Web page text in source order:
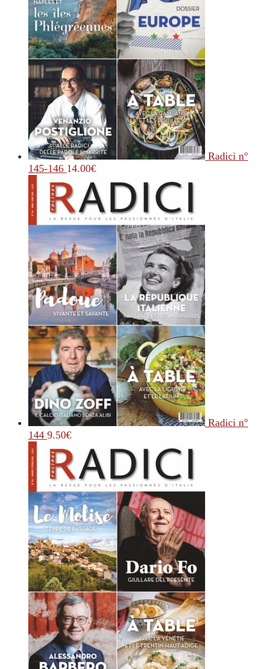
Radici n°
145-146 14.00€
Radici n°
144 9.50€